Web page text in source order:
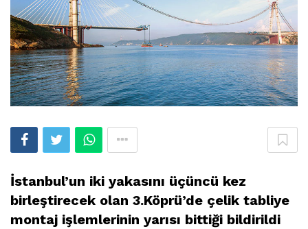
İstanbul’un iki yakasını üçüncü kez
birleştirecek olan 3.Köprü’de çelik tabliye
montaj işlemlerinin yarısı bittiği bildirildi